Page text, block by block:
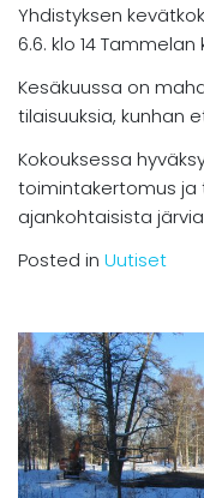
Yhdistyksen
6.6. klo 14
Kesäkuussa on
tilaisuuksia, kunhan
Kokouksessa
toimintakertomus ja
ajankohtaisista
Posted in Uutiset